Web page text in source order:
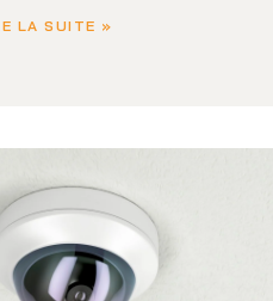
LA SUITE »